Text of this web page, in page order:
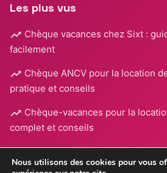
Les plus vus
Chèque vacances chez Sixt :
facilement
Chèque ANCV pour la location
pratique et conseils
Chèque-vacances pour la
complet et conseils
Nous utilisons des cookies pour vous